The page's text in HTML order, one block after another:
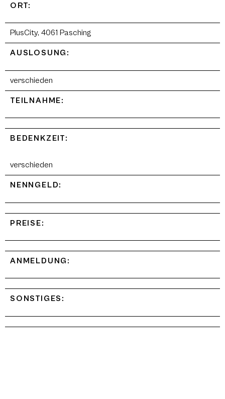
ORT:
PlusCity, 4061 Pasching
AUSLOSUNG:
verschieden
TEILNAHME:
BEDENKZEIT:
verschieden
NENNGELD:
PREISE:
ANMELDUNG:
SONSTIGES: